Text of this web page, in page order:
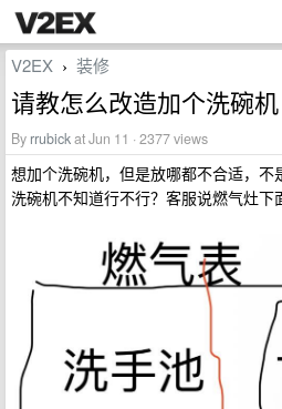
V2EX › 装修
请教怎么改造加个洗碗机
By rrubickat Jun 11 · 2377 views
想加个洗碗机，但是放哪都不合适，
洗碗机不知道行不行？客服说燃气灶下